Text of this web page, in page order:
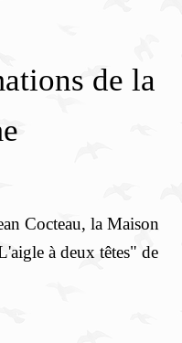
de la
Cocteau, la Maison
à deux têtes" de